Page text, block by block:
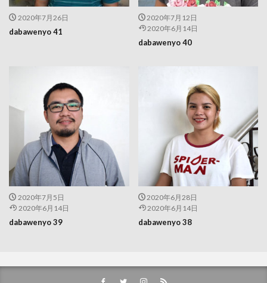
2020年7月26日
dabawenyo 41
2020年7月12日
2020年6月14日
dabawenyo 40
2020年7月5日
2020年6月14日
dabawenyo 39
2020年6月28日
2020年6月14日
dabawenyo 38